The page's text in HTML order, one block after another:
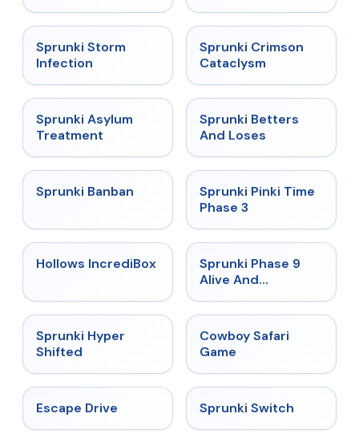
★
Sprunki Storm
Infection
★ 4.7
Sprunki Crimson
Cataclysm
★
Sprunki Asylum
Treatment
★
Sprunki Betters
And Loses
★
Sprunki Banban ★ 4.9
Sprunki Pinki Time
Phase 3
★ 4.3
Hollows IncrediBox ★
Sprunki Phase 9
Alive And
★
Sprunki Hyper
Shifted
Cowboy Safari
Game
Escape Drive ★
Sprunki Switch